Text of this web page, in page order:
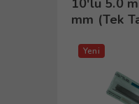
mm (Tek
Yeni